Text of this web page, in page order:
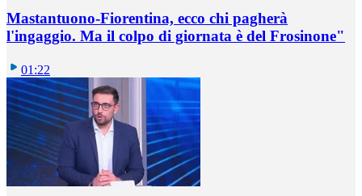
Mastantuono-Fiorentina, ecco chi pagherà
l'ingaggio. Ma il colpo di giornata è del Frosinone"
01:22